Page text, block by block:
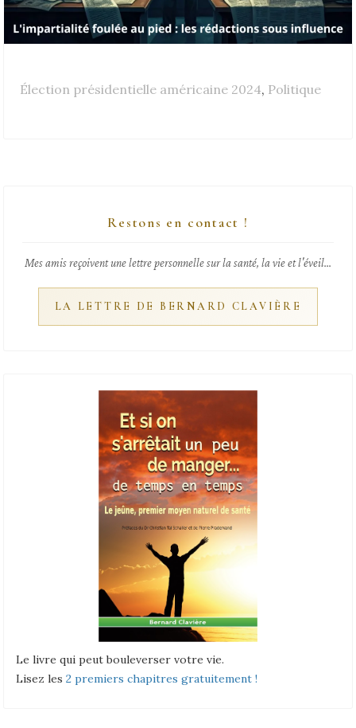
Élection présidentielle américaine 2024, Politique
Restons en contact !
Mes amis reçoivent une lettre personnelle sur la santé, la vie et l'éveil...
LA LETTRE DE BERNARD CLAVIÈRE
Le livre qui peut bouleverser votre vie.
Lisez les 2 premiers chapitres gratuitement !